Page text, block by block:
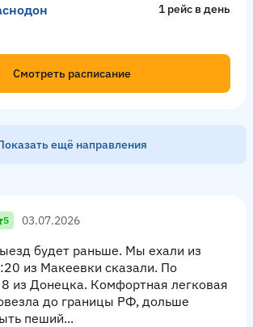
1 рейс в день
Смотреть расписание
ещё направления
5 03.07.2026
будет раньше. Мы ехали из
из Макеевки сказали. По
из Донецка. Комфортная легковая
до границы РФ, дольше
пеший...